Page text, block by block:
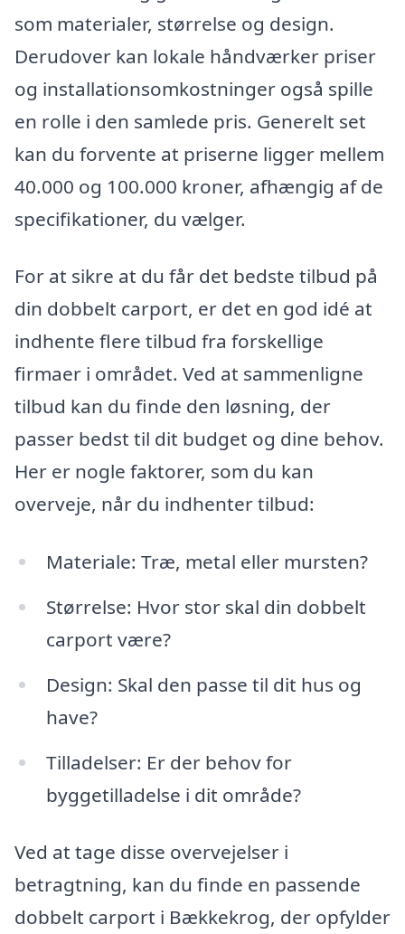
som materialer, størrelse og design.
Derudover kan lokale håndværker priser
og installationsomkostninger også spille
en rolle i den samlede pris. Generelt set
kan du forvente at priserne ligger mellem
40.000 og 100.000 kroner, afhængig af de
specifikationer, du vælger.
For at sikre at du får det bedste tilbud på
din dobbelt carport, er det en god idé at
indhente flere tilbud fra forskellige
firmaer i området. Ved at sammenligne
tilbud kan du finde den løsning, der
passer bedst til dit budget og dine behov.
Her er nogle faktorer, som du kan
overveje, når du indhenter tilbud:
Materiale: Træ, metal eller mursten?
Størrelse: Hvor stor skal din dobbelt
carport være?
Design: Skal den passe til dit hus og
have?
Tilladelser: Er der behov for
byggetilladelse i dit område?
Ved at tage disse overvejelser i
betragtning, kan du finde en passende
dobbelt carport i Bækkekrog, der opfylder